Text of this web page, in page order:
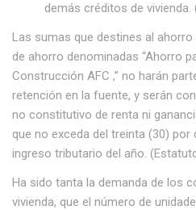
demás créditos de vivienda.
Las sumas que destines al
de ahorro denominadas “Ahorro
Construcción AFC ,” no harán
retención en la fuente, y serán
no constitutivo de renta ni
que no exceda del treinta (30)
ingreso tributario del año.
Ha sido tanta la demanda de los
vivienda, que el número de